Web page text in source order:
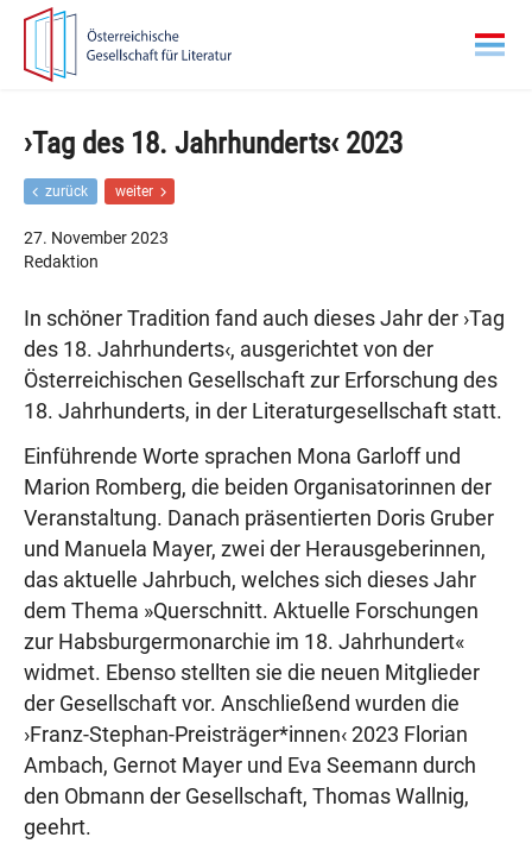
Zur
Hauptnavigation
springen
Zum
springen
›Tag des 18. Jahrhunderts‹ 2023
zurück
ü
e
B
e
i
a
g
weiter
N
c
e
B
e
i
a
g
27. November 2023
Redaktion
In schöner Tradition fand auch dieses Jahr der ›Tag
des 18. Jahrhunderts‹, ausgerichtet von der
Österreichischen Gesellschaft zur Erforschung des
18. Jahrhunderts, in der Literaturgesellschaft statt.
Einführende Worte sprachen Mona Garloff und
Marion Romberg, die beiden Organisatorinnen der
Veranstaltung. Danach präsentierten Doris Gruber
und Manuela Mayer, zwei der Herausgeberinnen,
das aktuelle Jahrbuch, welches sich dieses Jahr
dem Thema »Querschnitt. Aktuelle Forschungen
zur Habsburger­monarchie im 18. Jahrhundert«
widmet. Ebenso stellten sie die neuen Mitglieder
der Gesellschaft vor. Anschließend wurden die
›Franz-Stephan-Preisträger*innen‹ 2023 Florian
Ambach, Gernot Mayer und Eva Seemann durch
den Obmann der Gesellschaft, Thomas Wallnig,
geehrt.